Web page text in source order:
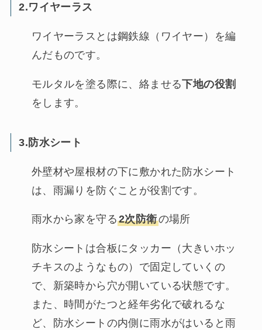
2.ワイヤーラス
ワイヤーラスとは鋼鉄線（ワイヤー）を編
んだものです。
モルタルを塗る際に、絡ませる下地の役割
をします。
3.防水シート
外壁材や屋根材の下に敷かれた防水シート
は、雨漏りを防ぐことが役割です。
雨水から家を守る2次防衛の場所
防水シートは合板にタッカー（大きいホッ
チキスのようなもの）で固定していくの
で、新築時から穴が開いている状態です。
また、時間がたつと経年劣化で破れるな
ど、防水シートの内側に雨水がはいると雨